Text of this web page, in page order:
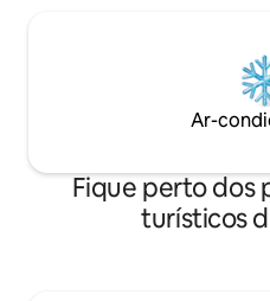
Ar-
Fique perto dos
turísticos